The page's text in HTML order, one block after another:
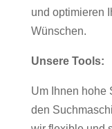
und optimieren
Wünschen.
Unsere Tools:
Um Ihnen hohe
den